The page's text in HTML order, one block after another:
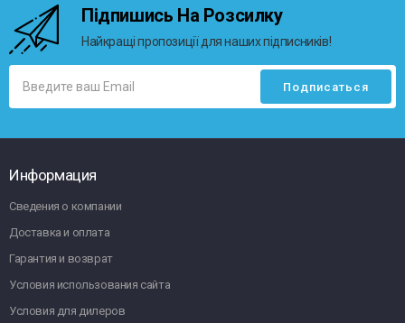
Підпишись На Розсилку
Найкращі пропозиції для наших підписників!
Информация
Сведения о компании
Доставка и оплата
Гарантия и возврат
Условия использования сайта
Условия для дилеров